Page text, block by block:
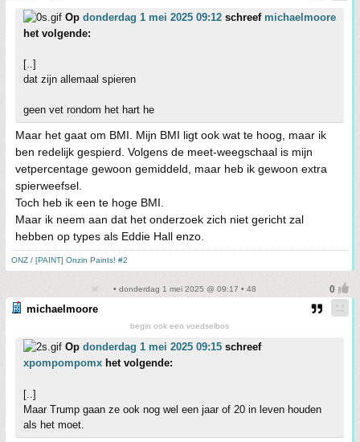
Op donderdag 1 mei 2025 09:12 schreef michaelmoore
het volgende:
[..]
dat zijn allemaal spieren
geen vet rondom het hart he
Maar het gaat om BMI. Mijn BMI ligt ook wat te hoog, maar ik
ben redelijk gespierd. Volgens de meet-weegschaal is mijn
vetpercentage gewoon gemiddeld, maar heb ik gewoon extra
spierweefsel.
Toch heb ik een te hoge BMI.
Maar ik neem aan dat het onderzoek zich niet gericht zal
hebben op types als Eddie Hall enzo.
ONZ / [PAINT] Onzin Paints! #2
• donderdag 1 mei 2025 @ 09:17 • 48
michaelmoore
begin ook een voedselbos
Op donderdag 1 mei 2025 09:15 schreef
xpompompomx het volgende:
[..]
Maar Trump gaan ze ook nog wel een jaar of 20 in leven houden
als het moet.